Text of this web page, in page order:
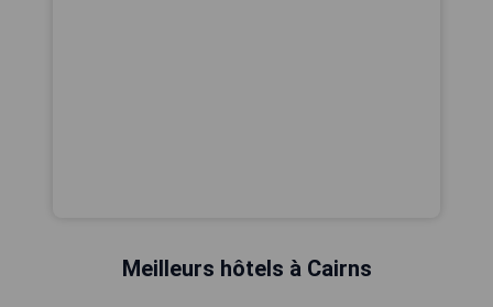
Meilleurs hôtels à Cairns